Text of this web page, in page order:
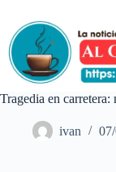
contenido
Tragedia en
ivan